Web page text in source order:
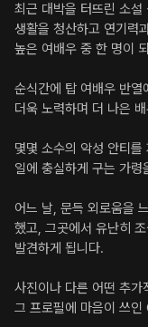
최근 대박을 터뜨린 소
생활을 청산하고 연기력
높은 여배우 중 한 명이
순식간에 탑 여배우 반
더욱 노력하며 더 나은
몇몇 소수의 악성 안티를
일에 충실하게 구는 가
어느 날, 문득 외로움을
했고, 그곳에서 유난히
발견하게 됩니다.
사진이나 다른 어떤 추가
그 프로필에 마음이 쓰